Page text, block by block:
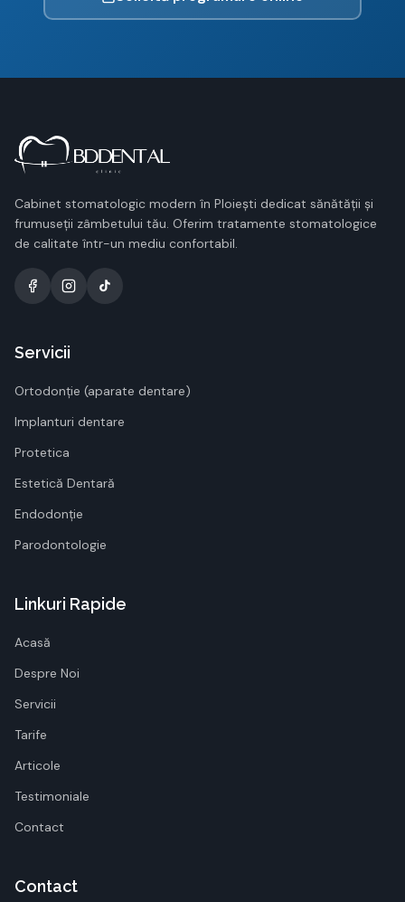
Cabinet stomatologic modern în Ploiești dedicat sănătății și
frumuseții zâmbetului tău. Oferim tratamente stomatologice
de calitate într-un mediu confortabil.
Servicii
Ortodonție (aparate dentare)
Implanturi dentare
Protetica
Estetică Dentară
Endodonție
Parodontologie
Linkuri Rapide
Acasă
Despre Noi
Servicii
Tarife
Articole
Testimoniale
Contact
Contact